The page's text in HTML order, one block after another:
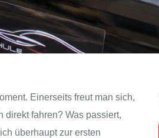
Einerseits freut man sich,
direkt fahren? Was passiert,
überhaupt zur ersten